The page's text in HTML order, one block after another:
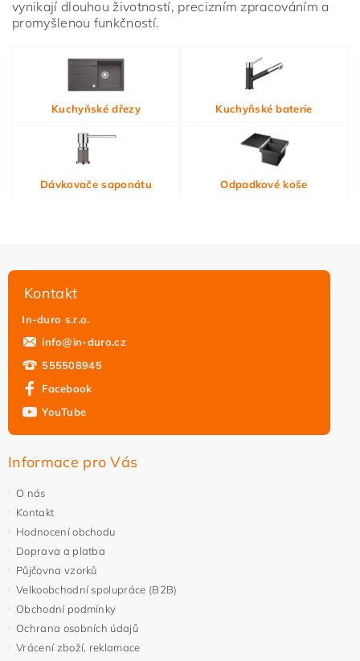
Vložením hodnocení souhlasíte s
podmínkami ochrany
osobních údajů
vynikají dlouhou životností, precizním zpracováním a
promyšlenou funkčností.
Kuchyňské dřezy Kuchyňské baterie
Dávkovače saponátu Odpadkové koše
Kontakt
In-duro s.r.o.
info@in-duro.cz
555508945
Facebook
YouTube
Informace pro Vás
O nás
Kontakt
Hodnocení obchodu
Doprava a platba
Půjčovna vzorků
Velkoobchodní spolupráce (B2B)
Obchodní podmínky
Ochrana osobních údajů
Vrácení zboží, reklamace